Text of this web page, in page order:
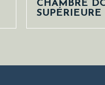
CHAMBRE
SUPÉRIEURE